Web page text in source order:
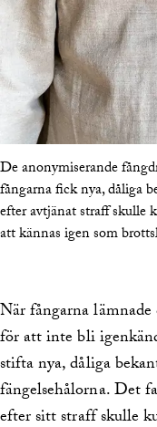
De anonymiserande
fångarna fick nya, dåliga
efter avtjänat straff skulle
att kännas igen som
När fångarna
för att inte bli
stifta nya, dåliga
fängelsehålorna. Det
efter sitt straff skulle